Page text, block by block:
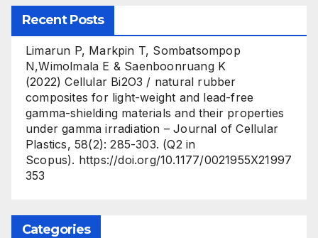
Recent Posts
Limarun P, Markpin T, Sombatsompop
N,Wimolmala E & Saenboonruang K
(2022) Cellular Bi2O3 / natural rubber
composites for light-weight and lead-free
gamma-shielding materials and their properties
under gamma irradiation – Journal of Cellular
Plastics, 58(2): 285-303. (Q2 in
Scopus). https://doi.org/10.1177/0021955X21997
353
Categories